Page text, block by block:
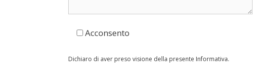
Acconsento
Dichiaro di aver preso visione della presente Informativa.